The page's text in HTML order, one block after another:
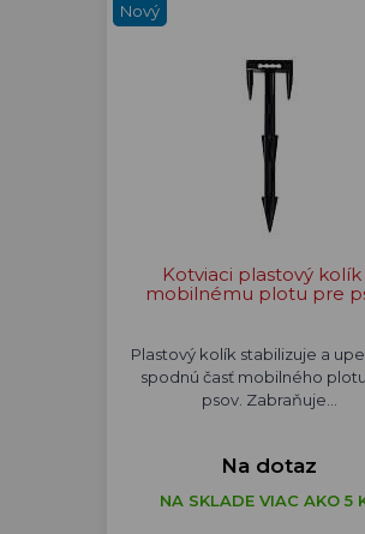
Nový
Kotviaci plastový kolík
mobilnému plotu pre
Plastový kolík stabilizuje a
spodnú časť mobilného
psov. Zabraňuje…
Na dotaz
NA SKLADE VIAC AKO 5